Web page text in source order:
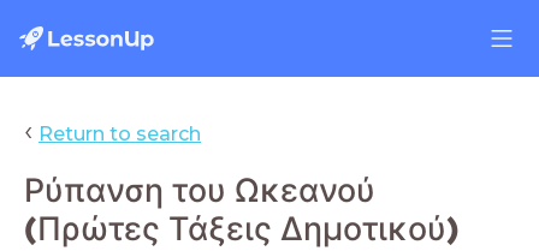
‹ Return to search
Ρύπανση του Ωκεανού
(Πρώτες Τάξεις Δημοτικού)